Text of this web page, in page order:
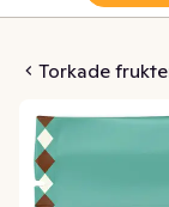
Torkade
EKO/KRAV